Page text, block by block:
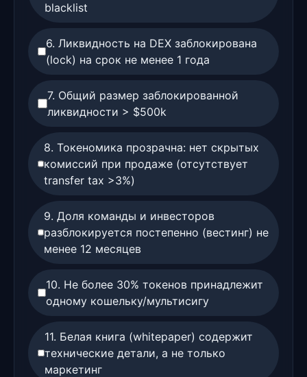
blacklist
6. Ликвидность на DEX заблокирована
(lock) на срок не менее 1 года
7. Общий размер заблокированной
ликвидности > $500k
8. Токеномика прозрачна: нет скрытых
комиссий при продаже (отсутствует
transfer tax >3%)
9. Доля команды и инвесторов
разблокируется постепенно (вестинг) не
менее 12 месяцев
10. Не более 30% токенов принадлежит
одному кошельку/мультисигу
11. Белая книга (whitepaper) содержит
технические детали, а не только
маркетинг